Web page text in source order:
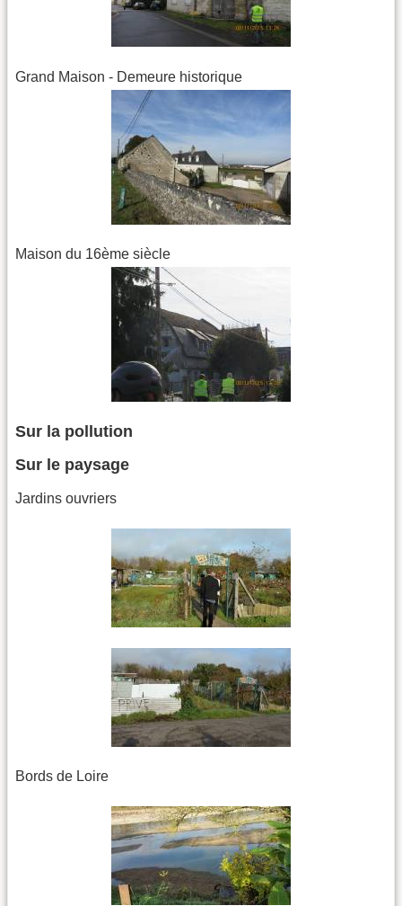
Grand Maison - Demeure historique
Maison du 16ème siècle
Sur la pollution
Sur le paysage
Jardins ouvriers
Bords de Loire